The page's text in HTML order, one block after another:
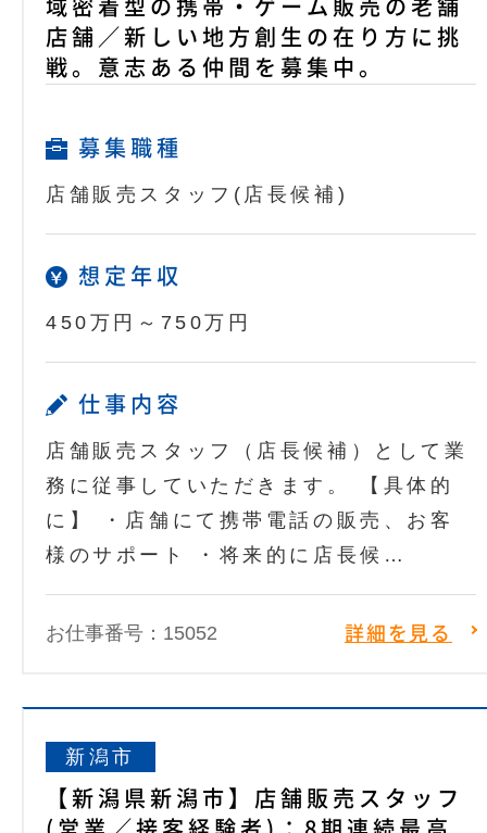
域密着型の携帯・ゲーム販売の老舗
店舗／新しい地方創生の在り方に挑
戦。意志ある仲間を募集中。
募集職種
店舗販売スタッフ(店長候補)
想定年収
450万円～750万円
仕事内容
店舗販売スタッフ（店長候補）として業
務に従事していただきます。 【具体的
に】 ・店舗にて携帯電話の販売、お客
様のサポート ・将来的に店長候…
お仕事番号：15052 詳細を見る
新潟市
【新潟県新潟市】店舗販売スタッフ